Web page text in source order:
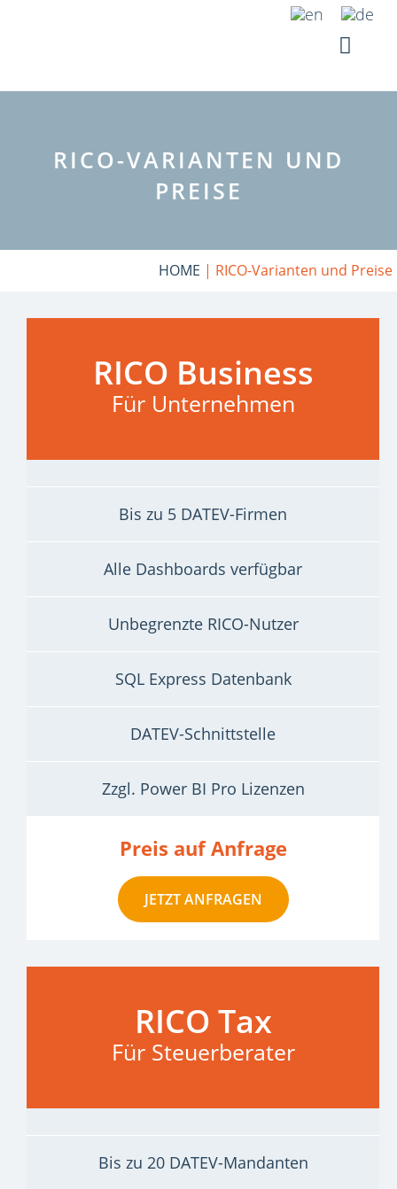
RICO-VARIANTEN UND
PREISE
HOME | RICO-Varianten und Preise
RICO Business
Für Unternehmen
Bis zu 5 DATEV-Firmen
Alle Dashboards verfügbar
Unbegrenzte RICO-Nutzer
SQL Express Datenbank
DATEV-Schnittstelle
Zzgl. Power BI Pro Lizenzen
Preis auf Anfrage
JETZT ANFRAGEN
RICO Tax
Für Steuerberater
Bis zu 20 DATEV-Mandanten